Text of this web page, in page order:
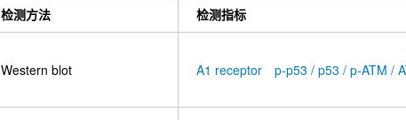
检测方法 检测指标
Western blot A1 receptor p-p53 / p53 / p-ATM /